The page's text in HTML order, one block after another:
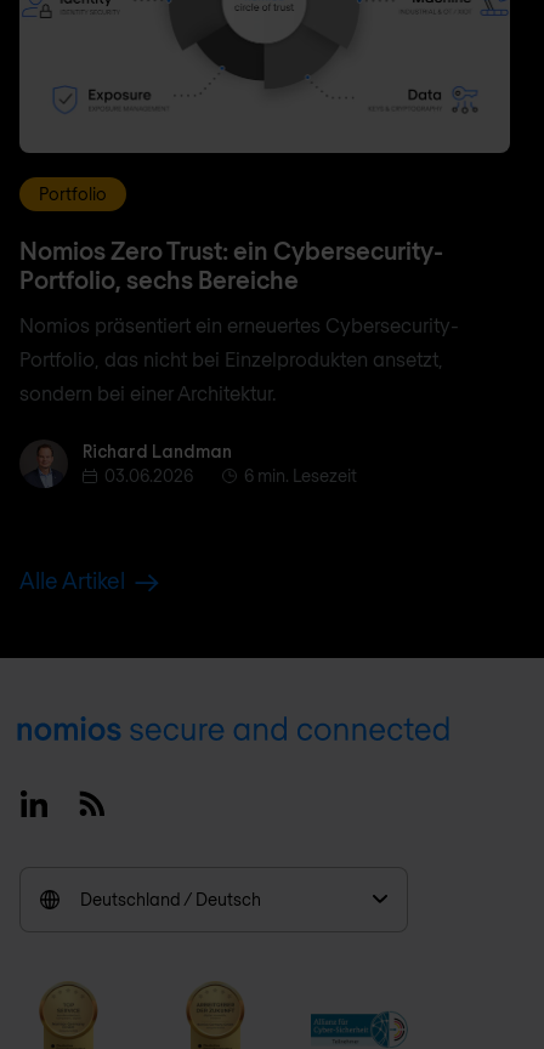
Portfolio
Nomios Zero Trust: ein Cybersecurity-
Portfolio, sechs Bereiche
Nomios präsentiert ein erneuertes Cybersecurity-
Portfolio, das nicht bei Einzelprodukten ansetzt,
sondern bei einer Architektur.
Richard Landman
Richard Landman
03.06.2026
6 min. Lesezeit
Alle Artikel
Footer
LinkedinRSS
Deutschland / Deutsch